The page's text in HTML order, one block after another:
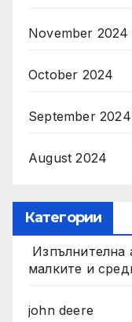
November 2024
October 2024
September 2024
August 2024
Категории
Изпълнителна
малките и
john deere